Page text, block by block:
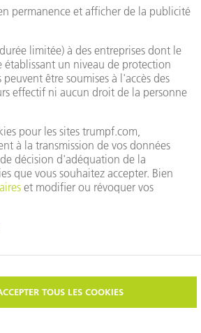
entrepreneur découpe ses